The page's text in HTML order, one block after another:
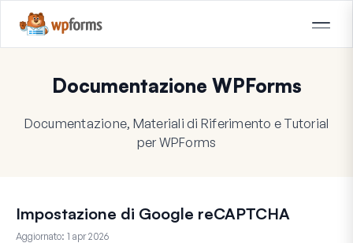
Documentazione WPForms
Documentazione, Materiali di Riferimento e Tutorial
per WPForms
Impostazione di Google reCAPTCHA
Aggiornato: 1 apr 2026